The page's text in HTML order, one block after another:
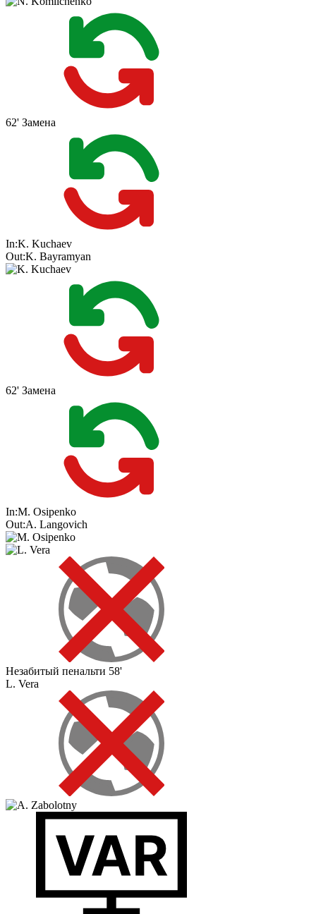
62' Замена
In:K. Kuchaev
Out:K. Bayramyan
62' Замена
In:M. Osipenko
Out:A. Langovich
Незабитый пенальти 58'
L. Vera